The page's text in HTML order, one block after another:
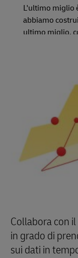
L'ultimo miglio
abbiamo
ultimo miglio,
piattaforma. Ti
servizio di cui
avremo
migliore è che
ordine usando
dal Paese o dal
Collabora con
in grado di
sui dati in